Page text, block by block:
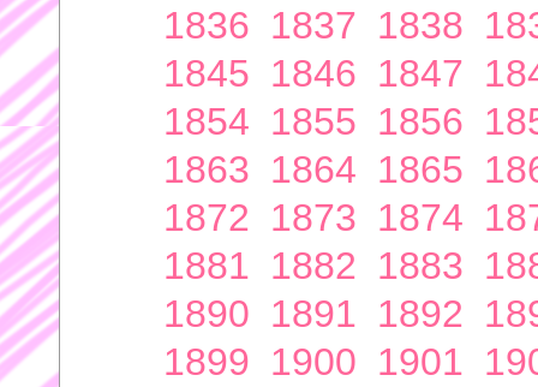
1836 1837 1838
1845 1846 1847
1854 1855 1856
1863 1864 1865
1872 1873 1874
1881 1882 1883
1890 1891 1892
1899 1900 1901